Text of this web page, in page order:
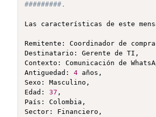
#########.
Las características de este
Remitente: Coordinador de
Destinatario: Gerente de TI,
Contexto: Comunicación de
Antiguedad: 4 años,
Sexo: Masculino,
Edad: 37 ,
País: Colombia,
Sector: Financiero,